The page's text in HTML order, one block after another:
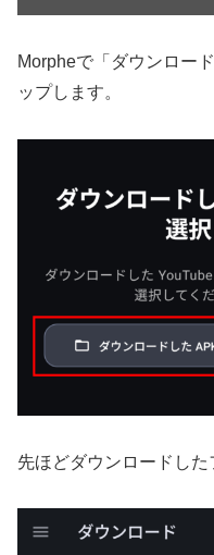
Morpheで「ダウンロー
ップします。
先ほどダウンロードした